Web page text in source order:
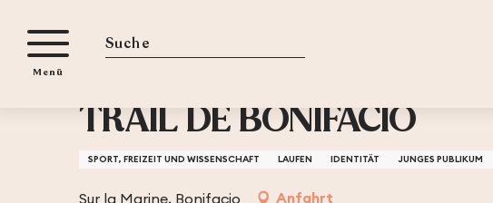
contenu
principal
Suche
Menü
TRAIL DE BONIFACIO
SPORT, FREIZEIT UND WISSENSCHAFT LAUFEN IDENTITÄT JUNGES PUBLIKUM
Sur la Marine, Bonifacio Anfahrt